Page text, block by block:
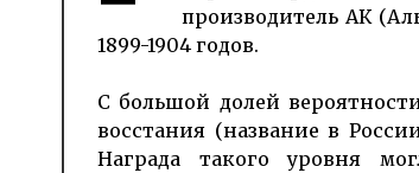
производитель АК
1899-1904 годов.
С большой долей
восстания (название в
Награда такого уровня